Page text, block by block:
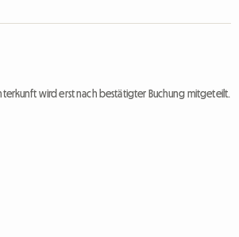
wird erst nach bestätigter Buchung mitgeteilt.